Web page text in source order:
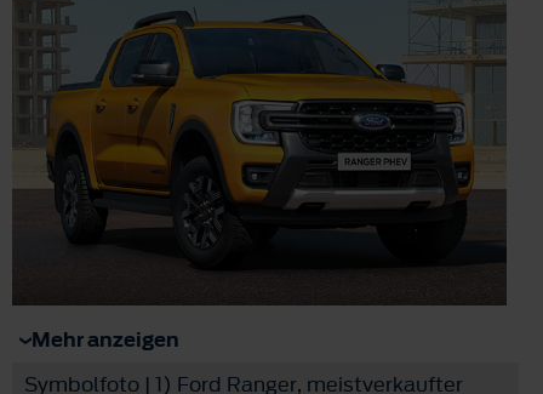
Mehr anzeigen
Symbolfoto | 1) Ford Ranger, meistverkaufter